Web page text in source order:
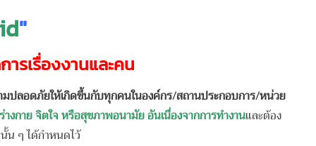
"
รเรื่องงานและคน
มปลอดภัยให้เกิดขึ้นกับทุกคนในองค์กร/สถานประกอบการ/หน่วย
งกาย จิตใจ หรือสุขภาพอนามัย อันเนื่องจากการทำงานและต้อง
น ๆ ได้กำหนดไว้